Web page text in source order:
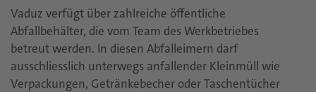
Vaduz verfügt über zahlreiche öffentliche
Abfallbehälter, die vom Team des Werkbetriebes
betreut werden. In diesen Abfalleimern darf
ausschliesslich unterwegs anfallender Kleinmüll wie
Verpackungen, Getränkebecher oder Taschentücher